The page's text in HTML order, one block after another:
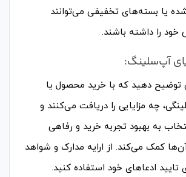
یا بسته‌های تخفیفی می‌توانند
را داشته باشند.
آپ‌سلینگ:
توضیح دهید که با خرید محصول یا
چه مزایایی را دریافت می‌کنند و
به بهبود تجربه خرید و رفاهی
کمک می‌کند. از ارایه مدارک و شواهد
تایید ادعاهای خود استفاده کنید.